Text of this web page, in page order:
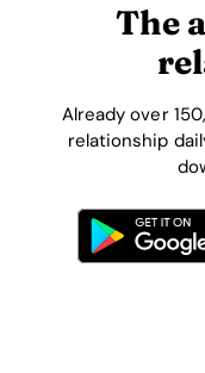
The
Already over
relationship